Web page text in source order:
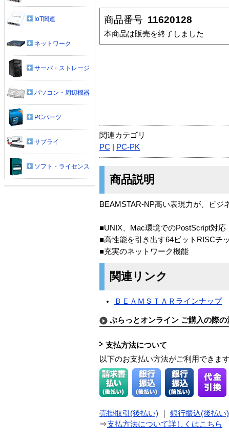
商品番号 11620128
本商品は販売を終了しました
関連カテゴリ
PC
PC-PK
商品説明
BEAMSTAR-NP高い表現力が、ビジ
■UNIX、Mac環境でのPostScript対応
■高性能を引き出す64ビットRISCチ
■充実のネットワーク機能
関連リンク
ＢＥＡＭＳＴＡＲラインナップ
ぷらっとオンライン ご購入の際の
支払方法について
以下のお支払い方法がご利用できます
売掛取引(後払い) 銀行振込(後払い)
⇒支払方法について詳しくはこちら
IoT関連
ネットワーク
サーバ・ストレージ
パソコン・周辺機器
PCパーツ
サプライ
ソフト・ライセンス